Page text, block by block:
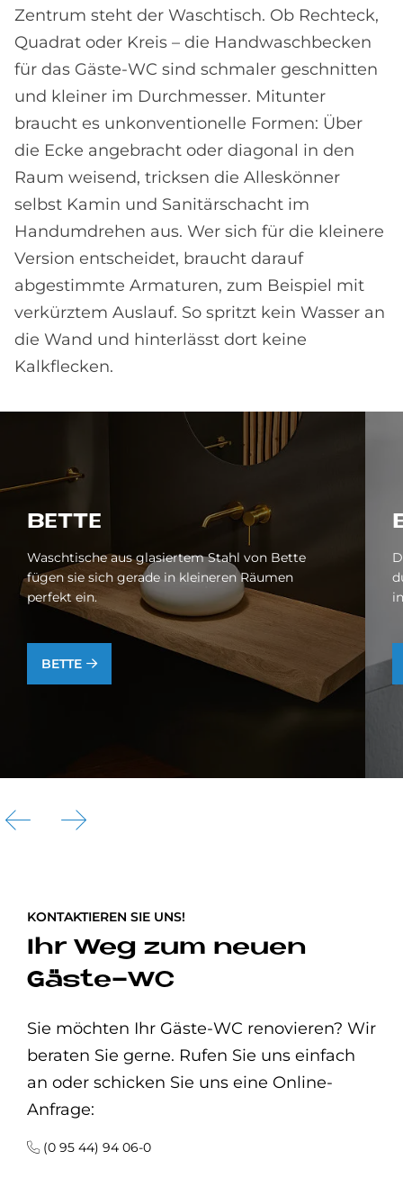
Zentrum steht der Waschtisch. Ob Rechteck,
Quadrat oder Kreis – die Handwaschbecken
für das Gäste-WC sind schmaler geschnitten
und kleiner im Durchmesser. Mitunter
braucht es unkonventionelle Formen: Über
die Ecke angebracht oder diagonal in den
Raum weisend, tricksen die Alleskönner
selbst Kamin und Sanitärschacht im
Handumdrehen aus. Wer sich für die kleinere
Version entscheidet, braucht darauf
abgestimmte Armaturen, zum Beispiel mit
verkürztem Auslauf. So spritzt kein Wasser an
die Wand und hinterlässt dort keine
Kalkflecken.
BET­TE
Waschtische aus glasiertem Stahl von Bette
fügen sie sich gerade in kleineren Räumen
perfekt ein.
BETTE
KONTAKTIEREN SIE UNS!
Ihr Weg zum neuen
Gäste-WC
Sie möchten Ihr Gäste-WC renovieren? Wir
beraten Sie gerne. Rufen Sie uns einfach
an oder schicken Sie uns eine Online-
Anfrage:
(0 95 44) 94 06-0